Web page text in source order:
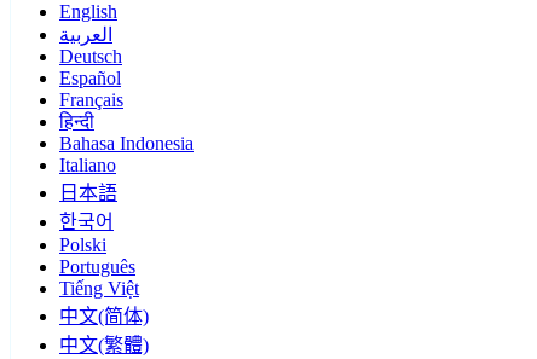
English
العربية
Deutsch
Español
Français
हिन्दी
Bahasa Indonesia
Italiano
日本語
한국어
Polski
Português
Tiếng Việt
中文(简体)
中文(繁體)